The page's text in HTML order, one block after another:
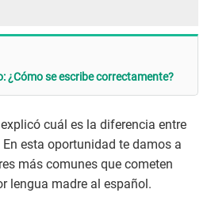
¿Cómo se escribe correctamente?
cuál es la diferencia entre
esta oportunidad te damos a
más comunes que cometen
lengua madre al español.